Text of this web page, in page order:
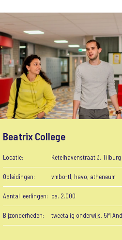
Beatrix College
Locatie: Ketelhavenstraat 3, Tilburg
Opleidingen: vmbo-tl, havo, atheneum
Aantal leerlingen: ca. 2.000
Bijzonderheden: tweetalig onderwijs, 5M